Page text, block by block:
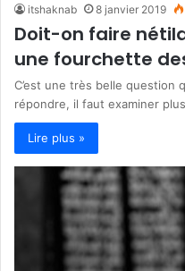
itshaknab 8 janvier 2019
Doit-on faire
une fourchette
C’est une très belle question
répondre, il faut examiner
Lire plus »